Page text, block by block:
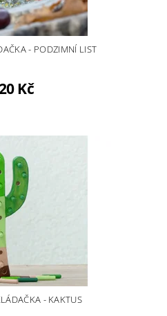
- PODZIMNÍ LIST
Kč
- KAKTUS